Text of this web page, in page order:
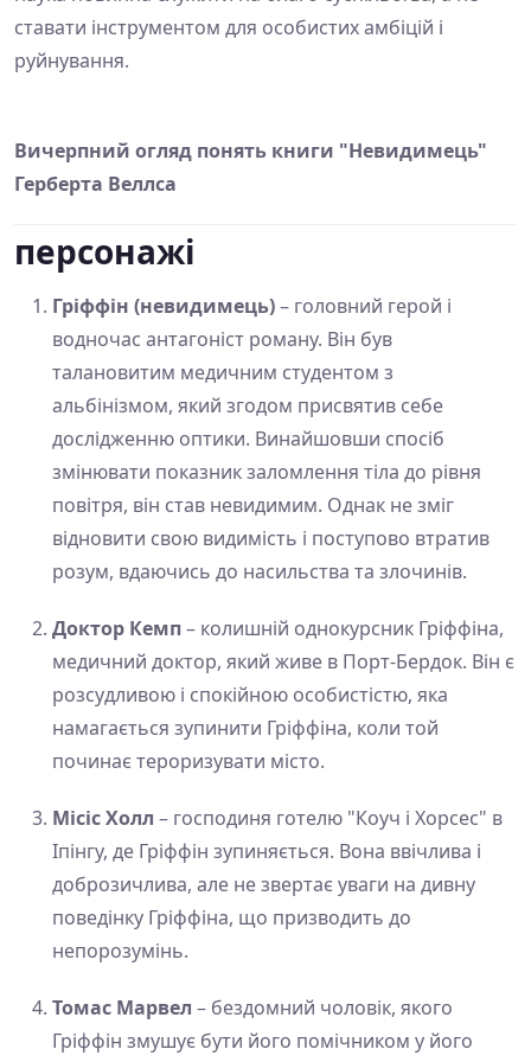
ставати інструментом для особистих амбіцій і
руйнування.
Вичерпний огляд понять книги "Невидимець"
Герберта Веллса
персонажі
Гріффін (невидимець)– головний герой і
водночас антагоніст роману. Він був
талановитим медичним студентом з
альбінізмом, який згодом присвятив себе
дослідженню оптики. Винайшовши спосіб
змінювати показник заломлення тіла до рівня
повітря, він став невидимим. Однак не зміг
відновити свою видимість і поступово втратив
розум, вдаючись до насильства та злочинів.
Доктор Кемп– колишній однокурсник Гріффіна,
медичний доктор, який живе в Порт-Бердок. Він є
розсудливою і спокійною особистістю, яка
намагається зупинити Гріффіна, коли той
починає тероризувати місто.
Місіс Холл – господиня готелю "Коуч і Хорсес" в
Іпінгу, де Гріффін зупиняється. Вона ввічлива і
доброзичлива, але не звертає уваги на дивну
поведінку Гріффіна, що призводить до
непорозумінь.
Томас Марвел – бездомний чоловік, якого
Гріффін змушує бути його помічником у його